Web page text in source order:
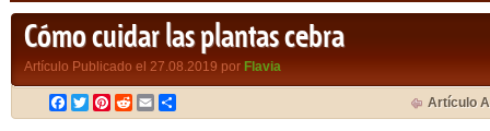
Cómo cuidar las plantas cebra
Artículo Publicado el 27.08.2019 por Flavia
Facebook
TwitterPinterest
RedditEmail Artículo